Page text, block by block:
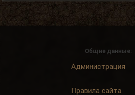
Общие данные:
Администрация
Правила сайта